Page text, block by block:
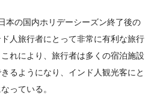
本の国内ホリデーシーズン終了後の
人旅行者にとって非常に有利な旅行
れにより、旅行者は多くの宿泊施設
るようになり、インド人観光客にと
っている。